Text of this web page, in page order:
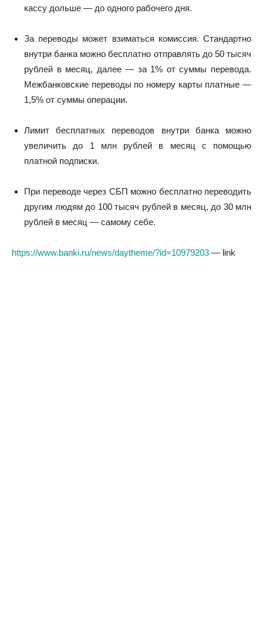
кассу дольше — до одного рабочего дня.
За переводы может взиматься комиссия. Стандартно
внутри банка можно бесплатно отправлять до 50 тысяч
рублей в месяц, далее — за 1% от суммы перевода.
Межбанковские переводы по номеру карты платные —
1,5% от суммы операции.
Лимит бесплатных переводов внутри банка можно
увеличить до 1 млн рублей в месяц с помощью
платной подписки.
При переводе через СБП можно бесплатно переводить
другим людям до 100 тысяч рублей в месяц, до 30 млн
рублей в месяц — самому себе.
https://www.banki.ru/news/daytheme/?id=10979203 — link